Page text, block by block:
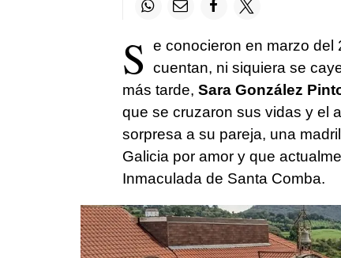
S e conocieron en marzo del
cuentan, ni siquiera se
más tarde, Sara González
que se cruzaron sus vidas y el
sorpresa a su pareja, una
Galicia por amor y que
Inmaculada de Santa Comba.